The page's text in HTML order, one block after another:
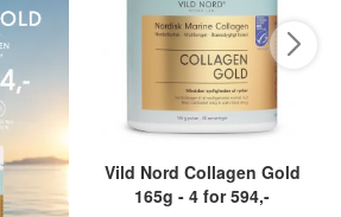
Vild Nord Collagen Gold
165g - 4 for 594,-